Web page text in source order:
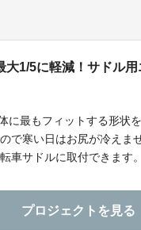
1/5に軽減！サドル
に最もフィットする形状
で寒い日はお尻が冷えま
車サドルに取付できます。
プロジェクトを見る